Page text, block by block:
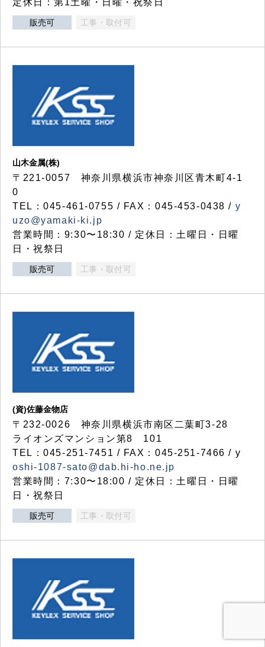
定休日：第1土曜・日曜・祝祭日
販売可 工事・取付可
山木金属(株)
〒221-0057 神奈川県横浜市神奈川区青木町4-1
0
TEL：045-461-0755 / FAX：045-453-0438 / y
uzo@yamaki-ki.jp
営業時間：9:30〜18:30 / 定休日：土曜日・日曜
日・祝祭日
販売可 工事・取付可
(資)佐藤金物店
〒232-0026 神奈川県横浜市南区二葉町3-28
ライオンズマンション第8 101
TEL：045-251-7451 / FAX：045-251-7466 / y
oshi-1087-sato@dab.hi-ho.ne.jp
営業時間：7:30〜18:00 / 定休日：土曜日・日曜
日・祝祭日
販売可 工事・取付可